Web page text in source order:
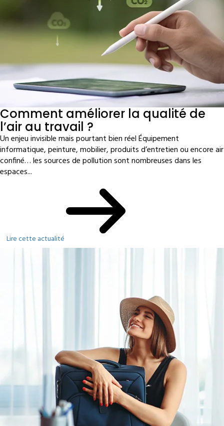
Comment améliorer la qualité de
l’air au travail ?
Un enjeu invisible mais pourtant bien réel Équipement
informatique, peinture, mobilier, produits d’entretien ou encore air
confiné… les sources de pollution sont nombreuses dans les
espaces...
Lire cette actualité